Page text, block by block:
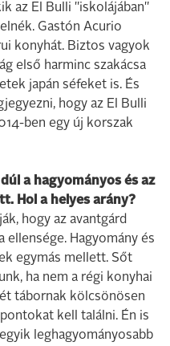
az El Bulli "iskolájában"
Gastón Acurio
konyhát. Biztos vagyok
első harminc szakácsa
japán séfeket is. És
hogy az El Bulli
ben egy új korszak
a hagyományos és az
Hol a helyes arány?
hogy az avantgárd
ellensége. Hagyomány és
egymás mellett. Sőt
ha nem a régi konyhai
tábornak kölcsönösen
kell találni. Én is
leghagyományosabb